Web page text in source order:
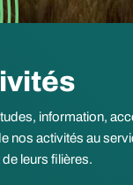
information,
nos activités au
leurs filières.